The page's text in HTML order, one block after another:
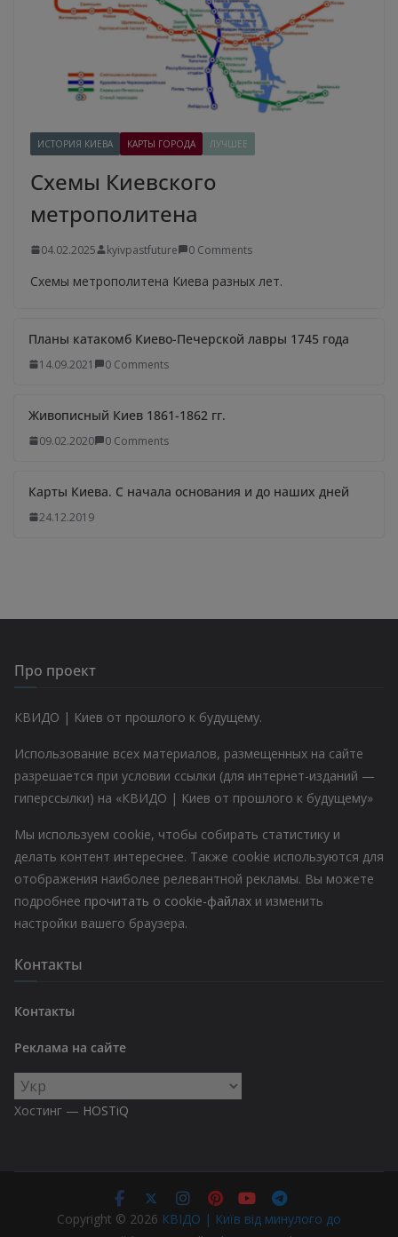
ИСТОРИЯ КИЕВА КАРТЫ ГОРОДА ЛУЧШЕЕ
Схемы Киевского
метрополитена
04.02.2025 kyivpastfuture 0 Comments
Схемы метрополитена Киева разных лет.
Планы катакомб Киево-Печерской лавры 1745 года
14.09.2021 0 Comments
Живописный Киев 1861-1862 гг.
09.02.2020 0 Comments
Карты Киева. С начала основания и до наших дней
24.12.2019
Про проект
КВИДО | Киев от прошлого к будущему.
Использование всех материалов, размещенных на сайте
разрешается при условии ссылки (для интернет-изданий —
гиперссылки) на «КВИДО | Киев от прошлого к будущему»
Мы используем cookie, чтобы собирать статистику и
делать контент интереснее. Также cookie используются для
отображения наиболее релевантной рекламы. Вы можете
подробнее прочитать о cookie-файлах и изменить
настройки вашего браузера.
Контакты
Контакты
Реклама на сайте
Выбрать
язык
Хостинг — HOSTiQ
Copyright © 2026 КВІДО | Київ від минулого до